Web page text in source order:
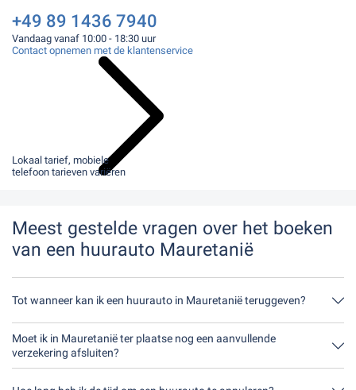
+49 89 1436 7940
Vandaag vanaf 10:00 - 18:30 uur
Lokaal tarief, mobiele
telefoon tarieven variëren
Contact opnemen met de klantenservice
Meest gestelde vragen over het boeken
van een huurauto Mauretanië
Tot wanneer kan ik een huurauto in Mauretanië teruggeven?
In principe kun je de huurauto op elk moment van de dag
inleveren. Het enige belangrijke is dat je de huurauto niet later
inlevert dan bij de boeking is aangegeven.
Moet ik in Mauretanië ter plaatse nog een aanvullende
verzekering afsluiten?
Je kunt het beste een uitgebreide verzekering zonder eigen risico